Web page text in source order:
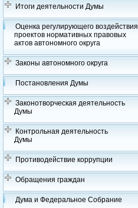
Итоги деятельности Думы
Оценка регулирующего воздействия
проектов нормативных правовых
актов автономного округа
Законы автономного округа
Постановления Думы
Законотворческая деятельность
Думы
Контрольная деятельность
Думы
Противодействие коррупции
Обращения граждан
Дума и Федеральное Собрание